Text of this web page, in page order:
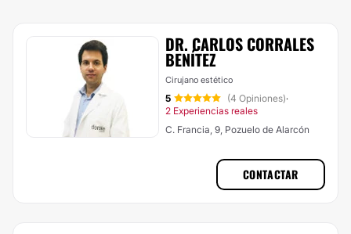
DR. CARLOS CORRALES
BENÍTEZ
Cirujano estético
5 (4 Opiniones)·
2 Experiencias reales
C. Francia, 9, Pozuelo de Alarcón
CONTACTAR